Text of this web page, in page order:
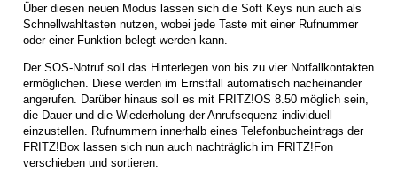
Über diesen neuen Modus lassen sich die Soft Keys nun auch als
Schnellwahltasten nutzen, wobei jede Taste mit einer Rufnummer
oder einer Funktion belegt werden kann.
Der SOS-Notruf soll das Hinterlegen von bis zu vier Notfallkontakten
ermöglichen. Diese werden im Ernstfall automatisch nacheinander
angerufen. Darüber hinaus soll es mit FRITZ!OS 8.50 möglich sein,
die Dauer und die Wiederholung der Anrufsequenz individuell
einzustellen. Rufnummern innerhalb eines Telefonbucheintrags der
FRITZ!Box lassen sich nun auch nachträglich im FRITZ!Fon
verschieben und sortieren.